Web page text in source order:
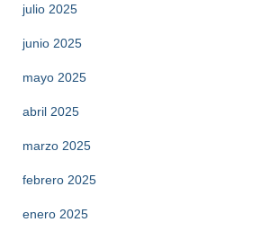
julio 2025
junio 2025
mayo 2025
abril 2025
marzo 2025
febrero 2025
enero 2025